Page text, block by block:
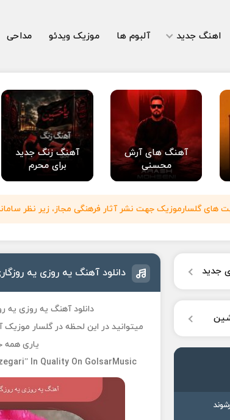
اهنگ جدید آلبوم ها موزیک ویدئو مداحی
آهنگ های آرش
محسنی
آهنگ زنگ جدید
برای محرم
های گلسارموزیک جهت نشر آثار فرهنگی مجاز، زیر نظر
دانلود آهنگ یه روزی یه
دانلود آهنگ یه روزی یه
میتوانید در این لحظه در گلسار
یاری همه
In Quality On GolsarMusic
جدید